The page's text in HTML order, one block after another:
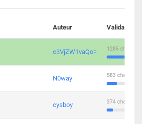
Auteur Validations
c3VjZW1vaQo= 1285
N0way 583
cysboy 374